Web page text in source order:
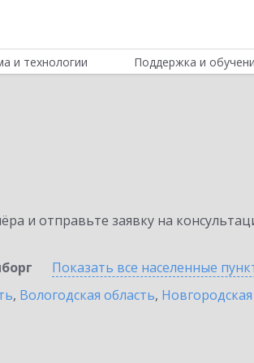
и технологии Поддержка и
и отправьте заявку на
Показать все населенные
, Вологодская область,